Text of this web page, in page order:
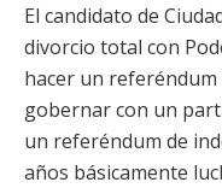
El candidato de
divorcio total con
hacer un referéndum
gobernar con un
un referéndum de
años básicamente